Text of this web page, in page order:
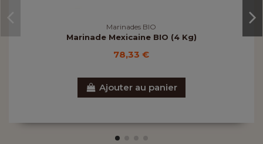
Marinades BIO
Marinade Mexicaine BIO (4 Kg)
78,33 €
Ajouter au panier